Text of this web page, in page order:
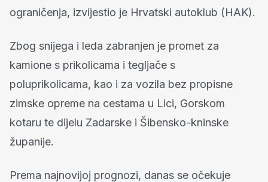
ograničenja, izvijestio je Hrvatski autoklub (HAK).
Zbog snijega i leda zabranjen je promet za
kamione s prikolicama i tegljače s
poluprikolicama, kao i za vozila bez propisne
zimske opreme na cestama u Lici, Gorskom
kotaru te dijelu Zadarske i Šibensko-kninske
županije.
Prema najnovijoj prognozi, danas se očekuje